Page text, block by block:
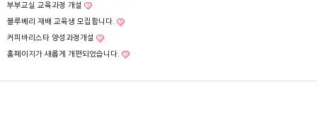
부부교실 교육과정 개설
블루베리 재배 교육생 모집합니다.
커피바리스타 양성과정개설
홈페이지가 새롭게 개편되었습니다.